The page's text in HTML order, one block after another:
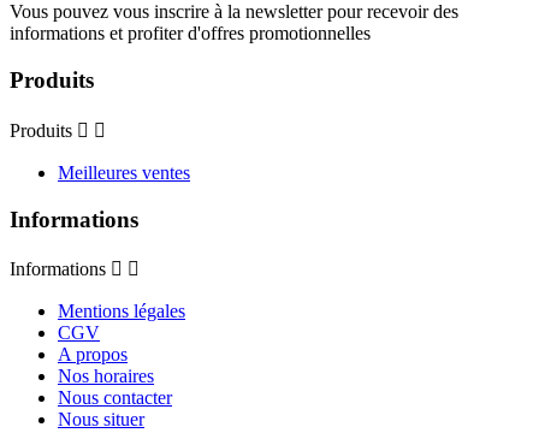
Vous pouvez vous inscrire à la newsletter pour recevoir des
informations et profiter d'offres promotionnelles
Produits
Produits  
Meilleures ventes
Informations
Informations  
Mentions légales
CGV
A propos
Nos horaires
Nous contacter
Nous situer